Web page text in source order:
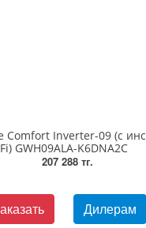
Comfort Inverter-09 (с
Fi) GWH09ALA-K6DNA2C
207 288 тг.
Дилерам